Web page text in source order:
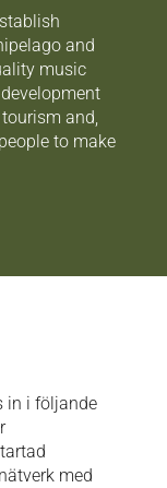
and
music
and,
to make
in i följande
med